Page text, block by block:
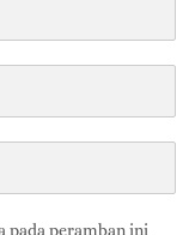
pada peramban ini